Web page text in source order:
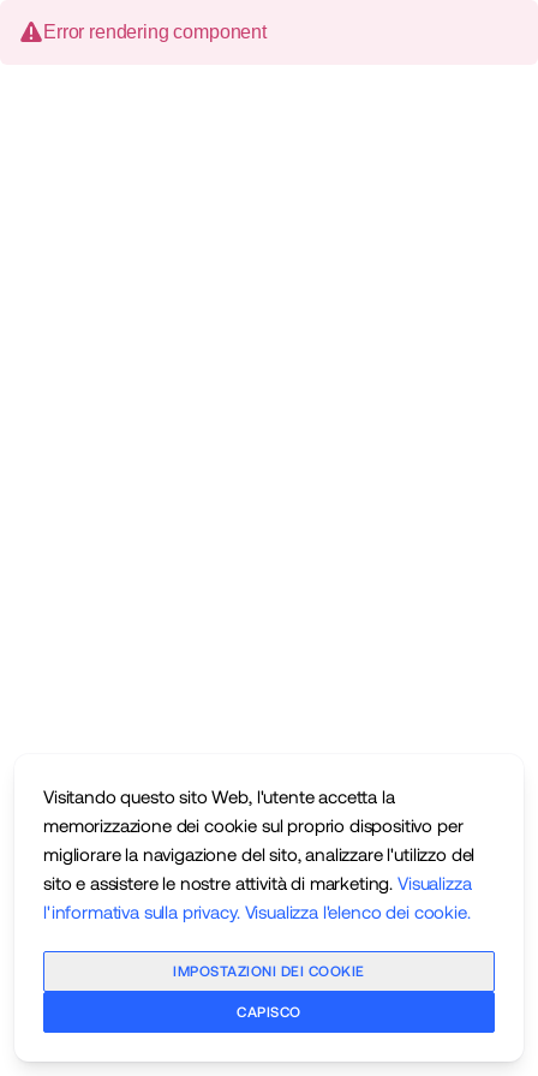
Visitando questo sito Web, l'utente accetta la
memorizzazione dei cookie sul proprio dispositivo per
migliorare la navigazione del sito, analizzare l'utilizzo del
sito e assistere le nostre attività di marketing. Visualizza
l'informativa sulla privacy. Visualizza l'elenco dei cookie.
IMPOSTAZIONI DEI COOKIE
CAPISCO
Error rendering component